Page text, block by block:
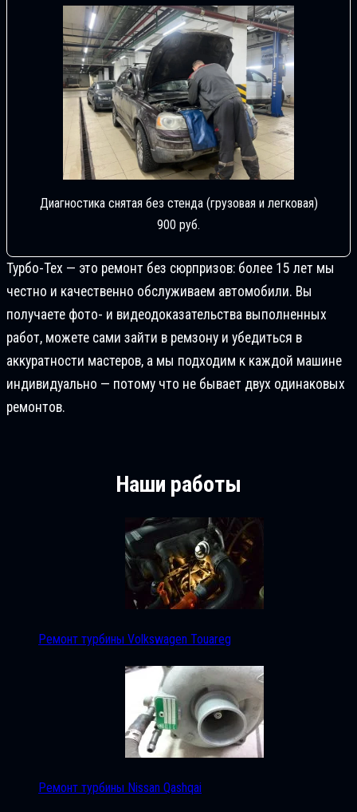
Диагностика снятая без стенда (грузовая и легковая)
900 руб.
Турбо-Тех — это ремонт без сюрпризов: более 15 лет мы
честно и качественно обслуживаем автомобили. Вы
получаете фото- и видеодоказательства выполненных
работ, можете сами зайти в ремзону и убедиться в
аккуратности мастеров, а мы подходим к каждой машине
индивидуально — потому что не бывает двух одинаковых
ремонтов.
Наши работы
Ремонт турбины Volkswagen Touareg
Ремонт турбины Nissan Qashqai